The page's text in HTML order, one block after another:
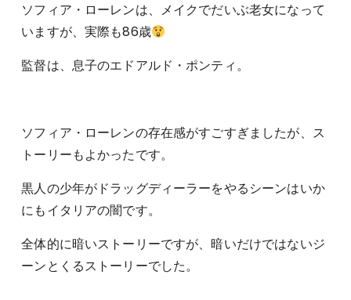
ソフィア・ローレンは、メイクでだいぶ老女になって
いますが、実際も86歳
監督は、息子のエドアルド・ポンティ。
ソフィア・ローレンの存在感がすごすぎましたが、ス
トーリーもよかったです。
黒人の少年がドラッグディーラーをやるシーンはいか
にもイタリアの闇です。
全体的に暗いストーリーですが、暗いだけではないジ
ーンとくるストーリーでした。